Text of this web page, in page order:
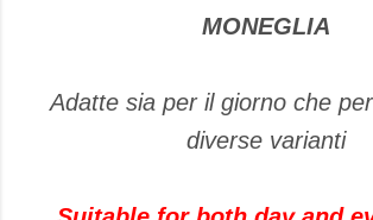
MONEGLIA
Adatte sia per il giorno che
diverse varianti